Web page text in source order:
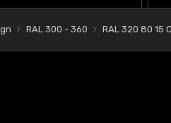
RAL 300 - 360 RAL 320 80 15